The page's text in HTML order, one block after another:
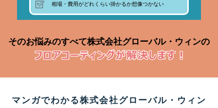
相場・費用がどれくらい掛かるか想像つかない
そのお悩みのすべて株式会社グローバル・ウィンの
マンガでわかる株式会社グローバル・ウィン